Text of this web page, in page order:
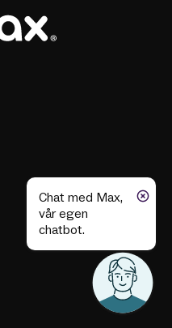
Chat med Max,
vår egen
chatbot.